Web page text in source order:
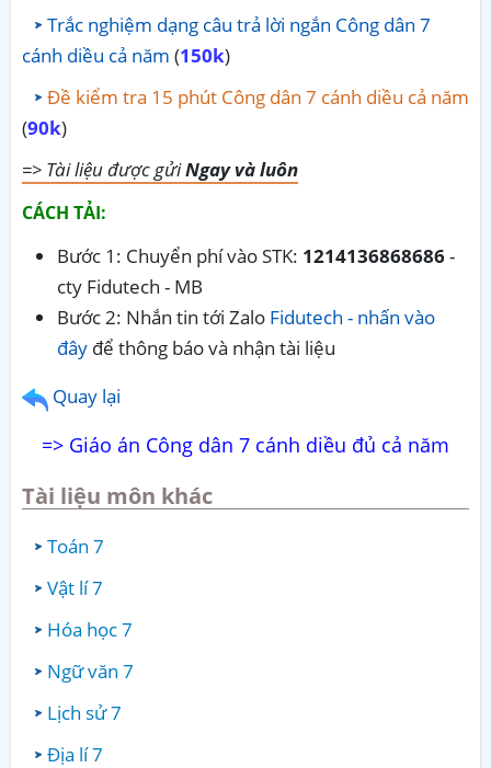
Trắc nghiệm dạng câu trả lời ngắn Công dân 7
cánh diều cả năm (150k)
Đề kiểm tra 15 phút Công dân 7 cánh diều cả năm
(90k)
=> Tài liệu được gửiNgay và luôn
CÁCH TẢI:
Bước 1: Chuyển phí vào STK: 1214136868686-
cty Fidutech - MB
Bước 2: Nhắn tin tới Zalo Fidutech - nhấn vào
đây để thông báo và nhận tài liệu
Quay lại
=> Giáo án Công dân 7 cánh diều đủ cả năm
Tài liệu môn khác
Toán 7
Vật lí 7
Hóa học 7
Ngữ văn 7
Lịch sử 7
Địa lí 7